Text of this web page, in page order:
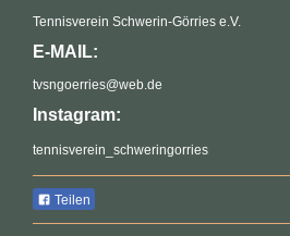
Tennisverein Schwerin-Görries e.V.
E-MAIL:
tvsngoerries@web.de
Instagram:
tennisverein_schweringorries
Teilen